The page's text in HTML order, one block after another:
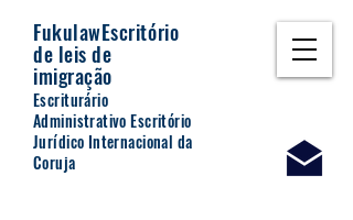
FukulawEscritório
de leis de
imigração
Escriturário
Administrativo Escritório
Jurídico Internacional da
Coruja